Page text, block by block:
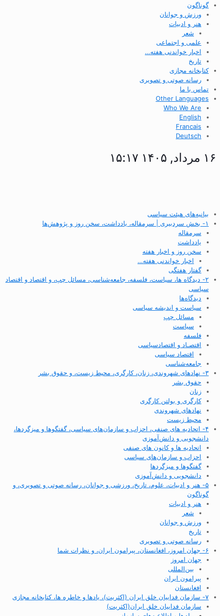
گوناگون
ورزش و جوانان
هنر و ادبیات
شعر
علمی و اجتماعی
اخبار خواندنی هفته…
تاریخ
کتابخانه مجازی
رسانه صوتی و تصویری
تماس با ما
Other Languages
Who We Are
English
Francais
Deutsch
۱۶ مرداد, ۱۴۰۵ ۱۵:۱۷
بیانیه‌های هیئت سیاسی
۱- بخش سردبیری | سرمقاله، یادداشت، سخن روز و پژوهش‌ها
سرمقاله
یادداشت
سخن روز و اخبار هفته
اخبار خواندنی هفته…
گفتار هفتگی
۲- دیدگاه ها، سیاست، فلسفه، جامعه‌شناسی، مسائل چپ، و اقتصاد و اقتصاد
سیاسی
دیدگاه‌ها
سیاست و اندیشه سیاسی
مسائل چپ
سیاست
فلسفه
اقتصـاد و اقتصاد‌سیاسی
اقتصاد سیاسی
جامعه‌شناسی
۳- نهادهای شهروندی، زنان، کارگری، محیط زیست، و حقوق بشر
حقوق بشر
زنان
کارگری و بولتن کارگری
نهادهای شهروندی
محیط زیست
۴- اتحادیه های صنفی، احزاب و سازمان‌های سیاسی، گفتگوها و میزگردها،
دانشجویی و دانش‌آموزی
اتحادیه ها و کانون های صنفی
احزاب و سازمان‌های سیاسی
گفتگوها و میزگردها
دانشجویی و دانش‌آموزی
۵- هنر و ادبیات، علوم، تاریخ، ورزشی و جوانان، رسانه صوتی و تصویری، و
گوناگون
هنر و ادبیات
شعر
ورزش و جوانان
تاریخ
رسانه صوتی و تصویری
۶- جهان امروز، افغانستان، پیرامون ایران، و نظرات شما
جهان امروز
بین‌المللی
پیرامون ایران
افغانستان
۷- سازمان فداییان خلق ایران (اکثریت)، یادها و خاطره ها، کتابخانه مجازی
سازمان فداییان خلق ایران(اکثریت)